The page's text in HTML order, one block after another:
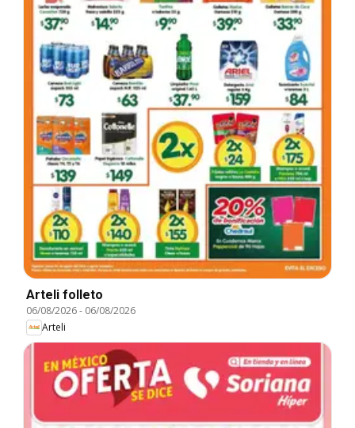
Arteli folleto
06/08/2026- 06/08/2026
Arteli